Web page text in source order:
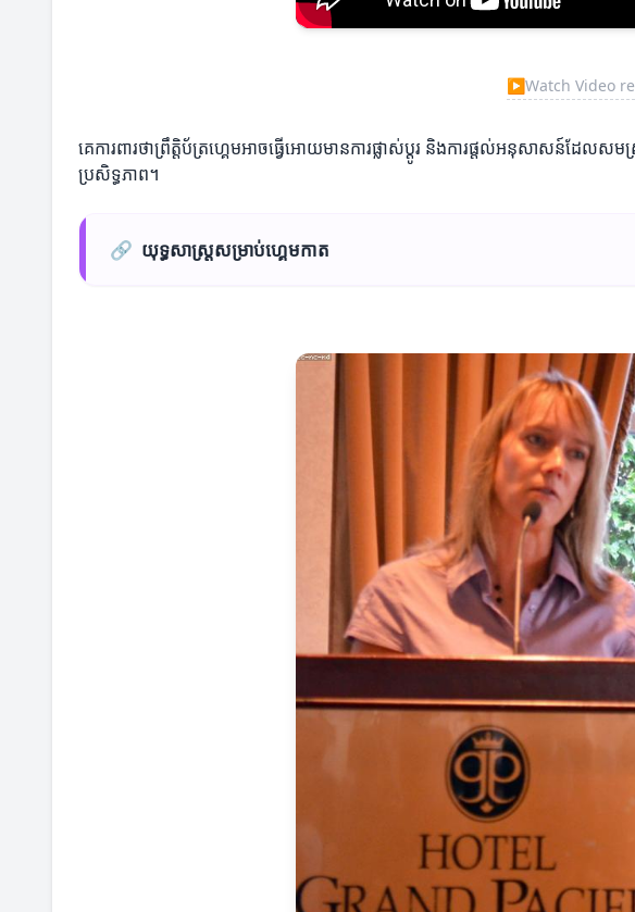
▶Watch Video
គេការពារថាព្រឹត្តិប័ត្រហ្គេមអាចធ្វើអោយមានការផ្លាស់ប្តូរ និងការផ្តល់អនុសាសន៍ដ
ប្រសិទ្ធភាព។
🔗 យុទ្ធសាស្ត្រសម្រាប់ហ្គេមកាត